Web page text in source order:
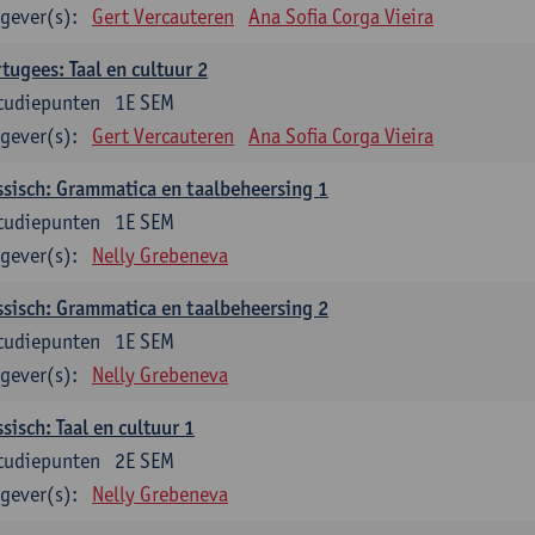
Gert Vercauteren Ana Sofia Corga Vieira
Taal en cultuur 2
1E SEM
Gert Vercauteren Ana Sofia Corga Vieira
Grammatica en taalbeheersing 1
1E SEM
Nelly Grebeneva
Grammatica en taalbeheersing 2
1E SEM
Nelly Grebeneva
Taal en cultuur 1
2E SEM
Nelly Grebeneva